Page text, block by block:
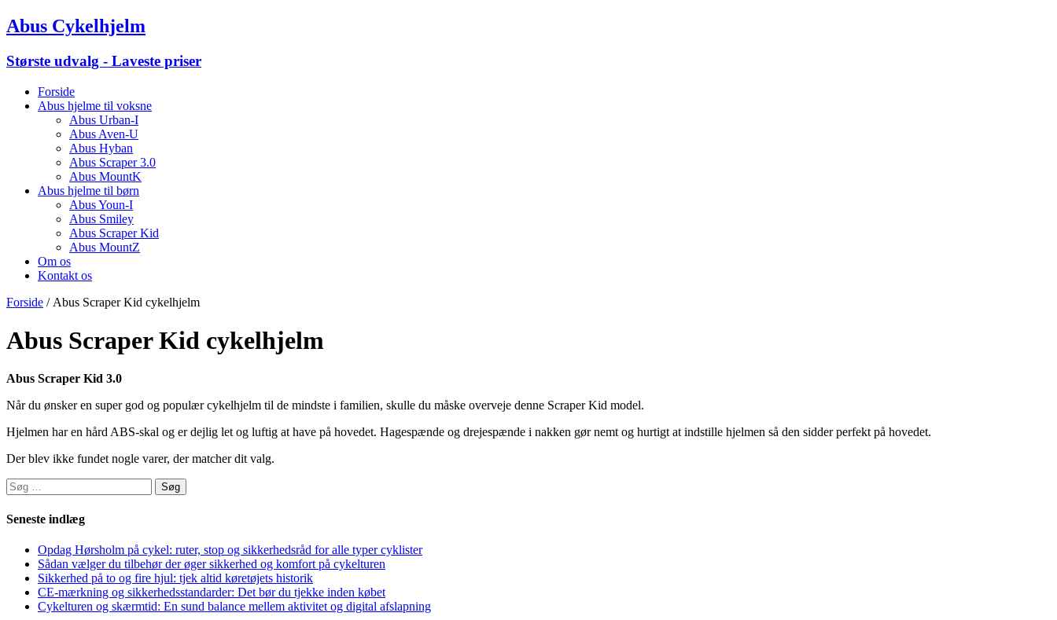
Abus Cykelhjelm
Største udvalg - Laveste priser
Forside
Abus hjelme til voksne
Abus Urban-I
Abus Aven-U
Abus Hyban
Abus Scraper 3.0
Abus MountK
Abus hjelme til børn
Abus Youn-I
Abus Smiley
Abus Scraper Kid
Abus MountZ
Om os
Kontakt os
Forside / Abus Scraper Kid cykelhjelm
Abus Scraper Kid cykelhjelm
Abus Scraper Kid 3.0
Når du ønsker en super god og populær cykelhjelm til de mindste i familien, skulle du måske overveje denne Scraper Kid model.
Hjelmen har en hård ABS-skal og er dejlig let og luftig at have på hovedet. Hagespænde og drejespænde i nakken gør nemt og hurtigt at indstille hjelmen så den sidder perfekt på hovedet.
Der blev ikke fundet nogle varer, der matcher dit valg.
Søg
efter:
Seneste indlæg
Opdag Hørsholm på cykel: ruter, stop og sikkerhedsråd for alle typer cyklister
Sådan vælger du tilbehør der øger sikkerhed og komfort på cykelturen
Sikkerhed på to og fire hjul: tjek altid køretøjets historik
CE-mærkning og sikkerhedsstandarder: Det bør du tjekke inden købet
Cykelturen og skærmtid: En sund balance mellem aktivitet og digital afslapning